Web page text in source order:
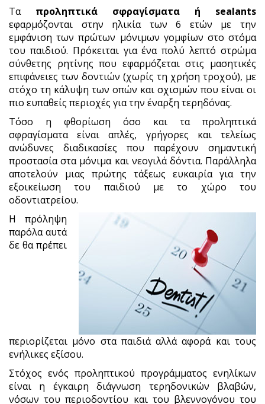
Τα προληπτικά σφραγίσματα ή sealants
εφαρμόζονται στην ηλικία των 6 ετών με την
εμφάνιση των πρώτων μόνιμων γομφίων στο στόμα
του παιδιού. Πρόκειται για ένα πολύ λεπτό στρώμα
σύνθετης ρητίνης που εφαρμόζεται στις μασητικές
επιφάνειες των δοντιών (χωρίς τη χρήση τροχού), με
στόχο τη κάλυψη των οπών και σχισμών που είναι οι
πιο ευπαθείς περιοχές για την έναρξη τερηδόνας.
Τόσο η φθορίωση όσο και τα προληπτικά
σφραγίσματα είναι απλές, γρήγορες και τελείως
ανώδυνες διαδικασίες που παρέχουν σημαντική
προστασία στα μόνιμα και νεογιλά δόντια. Παράλληλα
αποτελούν μιας πρώτης τάξεως ευκαιρία για την
εξοικείωση του παιδιού με το χώρο του
οδοντιατρείου.
Η πρόληψη
παρόλα αυτά
δε θα πρέπει
περιορίζεται μόνο στα παιδιά αλλά αφορά και τους
ενήλικες εξίσου.
Στόχος ενός προληπτικού προγράμματος ενηλίκων
είναι η έγκαιρη διάγνωση τερηδονικών βλαβών,
νόσων του περιοδοντίου και του βλεννογόνου του